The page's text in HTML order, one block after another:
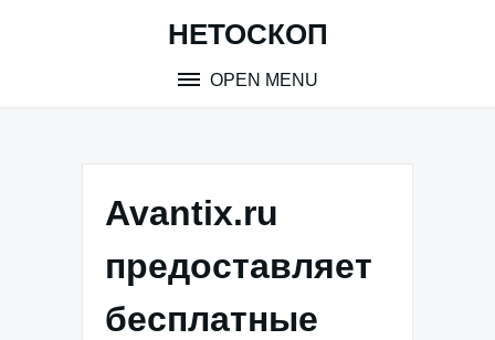
НЕТОСКОП
OPEN MENU
Avantix.ru
предоставляет
бесплатные